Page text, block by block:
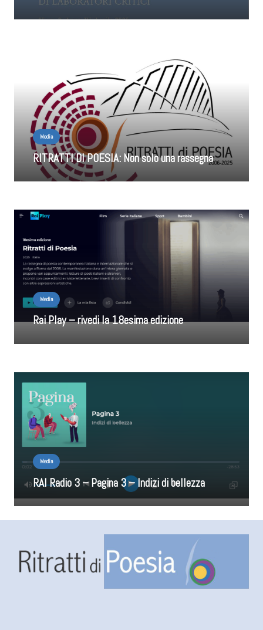
Media
RITRATTI DI POESIA: Non solo una rassegna
Media
Rai Play – rivedi la 18esima edizione
Media
RAI Radio 3 – Pagina 3 – Indizi di bellezza